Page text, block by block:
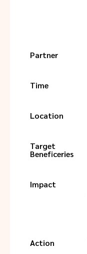
Partner
Time
Location
Target
Beneficeries
Impact
Action